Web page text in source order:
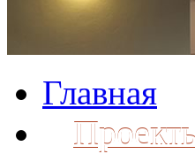
Главная